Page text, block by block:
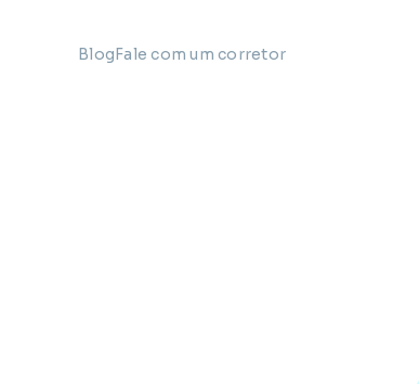
BlogFale com um corretor